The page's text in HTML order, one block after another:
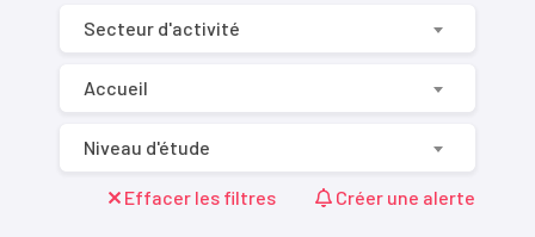
Secteur d'activité
Accueil
Niveau d'étude
Effacer les filtres Créer une alerte